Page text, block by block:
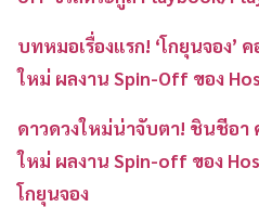
บทหมอเรื่องแรก! ‘โกยุนจอง’
ใหม่ ผลงาน Spin-Off ของ
ดาวดวงใหม่น่าจับตา! ชินชีอ
ใหม่ ผลงาน Spin-off ของ
โกยุนจอง